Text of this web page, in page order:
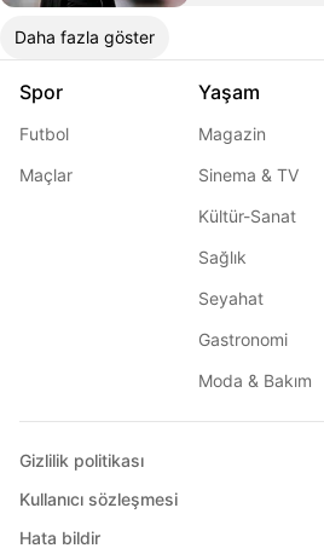
Daha fazla göster
Spor
Futbol
Maçlar
Yaşam
Magazin
Sinema & TV
Kültür-Sanat
Sağlık
Seyahat
Gastronomi
Moda & Bakım
Gizlilik politikası
Kullanıcı sözleşmesi
Hata bildir